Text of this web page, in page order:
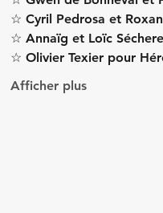
☆ Cyril Pedrosa et
☆ Annaïg et Loïc
☆ Olivier Texier pour
Afficher plus